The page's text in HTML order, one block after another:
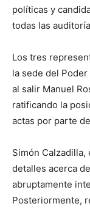
políticas y
todas las
Los tres
la sede del
al salir Manuel
ratificando la
actas por parte
Simón
detalles acerca
abruptamente
Posteriormente,